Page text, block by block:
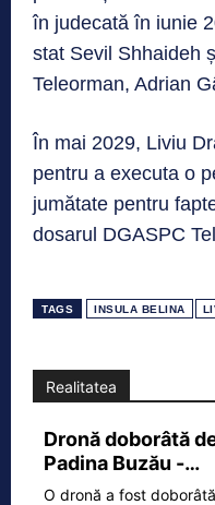
în judecată în iunie
stat Sevil Shhaideh
Teleorman, Adrian
În mai 2029, Liviu
pentru a executa o
jumătate pentru
dosarul DGASPC
TAGS INSULA BELINA
Realitatea
Dronă doborâtă
Padina Buzău -…
O dronă a fost